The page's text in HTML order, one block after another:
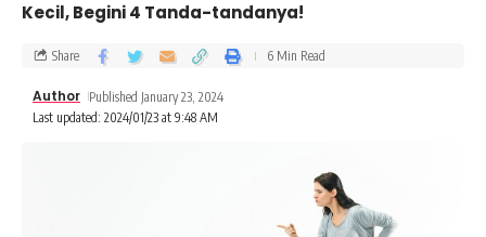
Kecil, Begini 4 Tanda-tandanya!
Last updated: 2024/01/23 at 9:48 AM
Author Published January 23, 2024
Share 6 Min Read